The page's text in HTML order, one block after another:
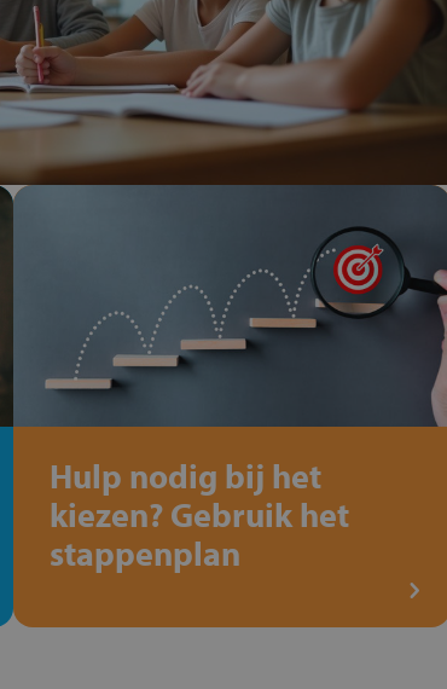
Hulp nodig bij het
kiezen? Gebruik het
stappenplan